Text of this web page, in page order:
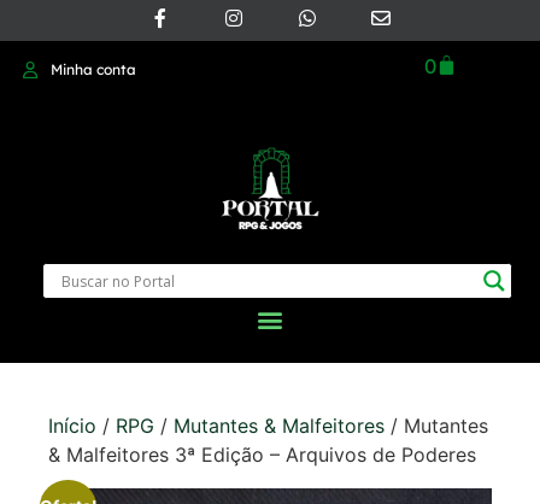
Minha conta 0
Início / RPG / Mutantes & Malfeitores / Mutantes
& Malfeitores 3ª Edição – Arquivos de Poderes